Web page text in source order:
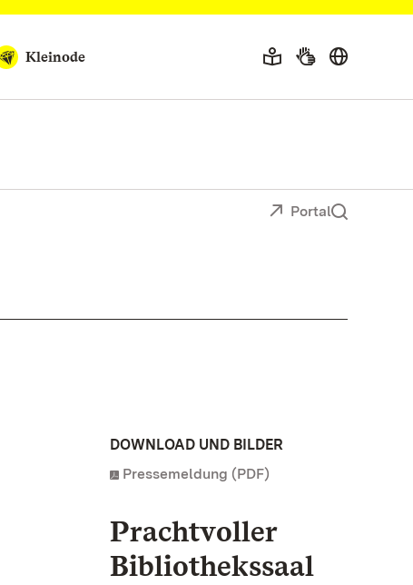
Kleinode
Portal
DOWNLOAD UND BILDER
Pressemeldung (PDF)
Prachtvoller
Bibliothekssaal